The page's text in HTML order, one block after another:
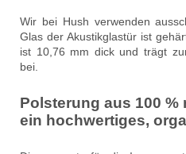
Wir bei Hush verwenden
Glas der Akustikglastür ist
ist 10,76 mm dick und trägt
bei.
Polsterung aus 100 %
ein hochwertiges,